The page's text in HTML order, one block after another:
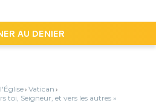
AU DENIER
› Vatican ›
toi, Seigneur, et vers les autres »